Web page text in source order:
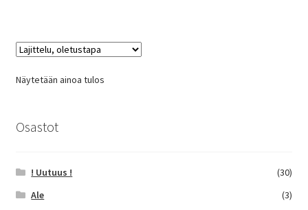
Näytetään ainoa tulos
Osastot
! Uutuus !
(30)
Ale
(3)